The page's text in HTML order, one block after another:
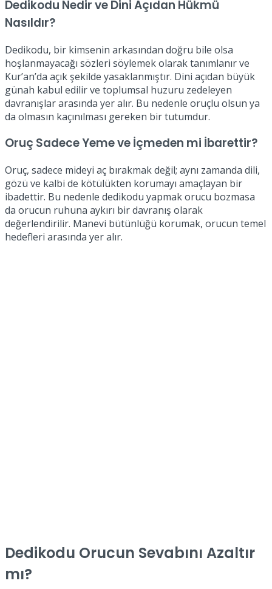
Dedikodu Nedir ve Dini Açıdan Hükmü
Nasıldır?
Dedikodu, bir kimsenin arkasından doğru bile olsa
hoşlanmayacağı sözleri söylemek olarak tanımlanır ve
Kur’an’da açık şekilde yasaklanmıştır. Dini açıdan büyük
günah kabul edilir ve toplumsal huzuru zedeleyen
davranışlar arasında yer alır. Bu nedenle oruçlu olsun ya
da olmasın kaçınılması gereken bir tutumdur.
Oruç Sadece Yeme ve İçmeden mi İbarettir?
Oruç, sadece mideyi aç bırakmak değil; aynı zamanda dili,
gözü ve kalbi de kötülükten korumayı amaçlayan bir
ibadettir. Bu nedenle dedikodu yapmak orucu bozmasa
da orucun ruhuna aykırı bir davranış olarak
değerlendirilir. Manevi bütünlüğü korumak, orucun temel
hedefleri arasında yer alır.
Dedikodu Orucun Sevabını Azaltır
mı?